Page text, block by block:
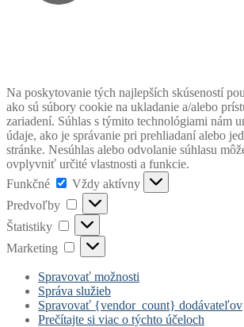
Na poskytovanie tých najlepších skúseností
ako sú súbory cookie na ukladanie a/alebo
zariadení. Súhlas s týmito technológiami nám
údaje, ako je správanie pri prehliadaní alebo
stránke. Nesúhlas alebo odvolanie súhlasu
ovplyvniť určité vlastnosti a funkcie.
Funkčné
Funkčné
Vždy aktívny
Predvoľby
Predvoľby
Štatistiky Štatistiky
Marketing Marketing
Spravovať možnosti
Správa služieb
Spravovať {vendor_count} dodávateľov
Prečítajte si viac o týchto účeloch